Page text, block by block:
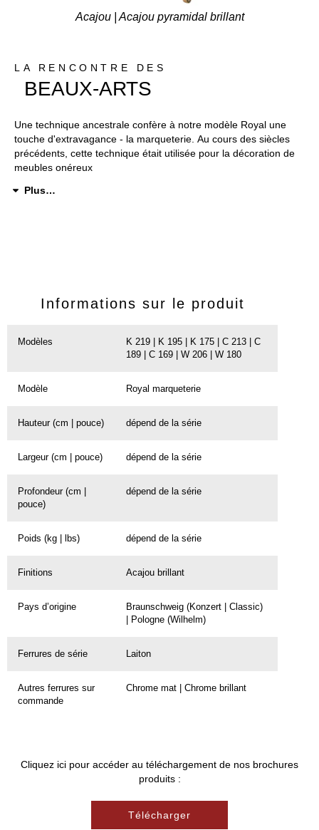
Acajou | Acajou pyramidal brillant
LA RENCONTRE DES
BEAUX-ARTS
Une technique ancestrale confère à notre modèle Royal une
touche d'extravagance - la marqueterie. Au cours des siècles
précédents, cette technique était utilisée pour la décoration de
meubles onéreux
Plus…
Informations sur le produit
Modèles
K 219 | K 195 | K 175 | C 213 | C
189 | C 169 | W 206 | W 180
Modèle Royal marqueterie
Hauteur (cm | pouce) dépend de la série
Largeur (cm | pouce) dépend de la série
Profondeur (cm |
pouce)
dépend de la série
Poids (kg | lbs) dépend de la série
Finitions Acajou brillant
Pays d’origine
Braunschweig (Konzert | Classic)
| Pologne (Wilhelm)
Ferrures de série Laiton
Autres ferrures sur
commande
Chrome mat | Chrome brillant
Cliquez ici pour accéder au téléchargement de nos brochures
produits :
Télécharger